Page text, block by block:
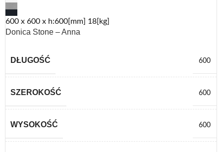
600 x 600 x h:600[mm] 18[kg]
Donica Stone – Anna
DŁUGOŚĆ 600
SZEROKOŚĆ 600
WYSOKOŚĆ 600